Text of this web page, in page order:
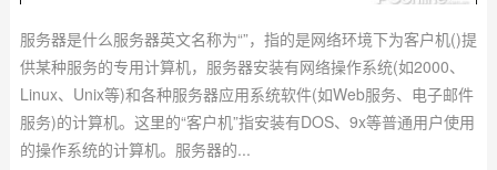
服务器是什么服务器英文名称为“”，指的是网络环境下为客户机()提
供某种服务的专用计算机，服务器安装有网络操作系统(如2000、
Linux、Unix等)和各种服务器应用系统软件(如Web服务、电子邮件
服务)的计算机。这里的“客户机”指安装有DOS、9x等普通用户使用
的操作系统的计算机。服务器的...